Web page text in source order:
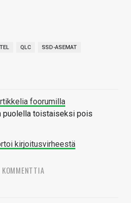
QLC SSD-ASEMAT
foorumilla
puolella toistaiseksi pois
kirjoitusvirheestä